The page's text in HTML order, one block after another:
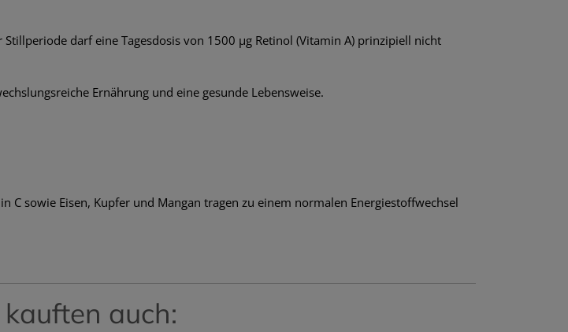
darf eine Tagesdosis von 1500 μg Retinol (Vitamin A) prinzipiell nicht
Ernährung und eine gesunde Lebensweise.
C sowie Eisen, Kupfer und Mangan tragen zu einem normalen Energiestoffwechsel
auch: